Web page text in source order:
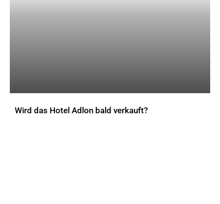
Wird das Hotel Adlon bald verkauft?